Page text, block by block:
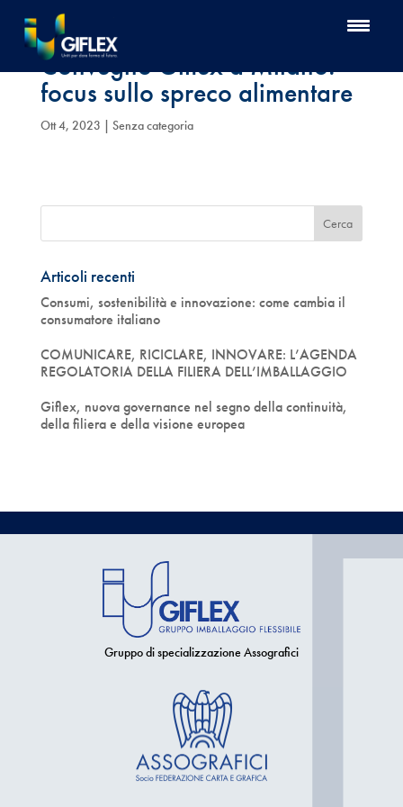
Convegno Giflex a Milano:
focus sullo spreco alimentare
Ott 4, 2023 | Senza categoria
Articoli recenti
Consumi, sostenibilità e innovazione: come cambia il
consumatore italiano
COMUNICARE, RICICLARE, INNOVARE: L’AGENDA
REGOLATORIA DELLA FILIERA DELL’IMBALLAGGIO
Giflex, nuova governance nel segno della continuità,
della filiera e della visione europea
Gruppo di specializzazione Assografici